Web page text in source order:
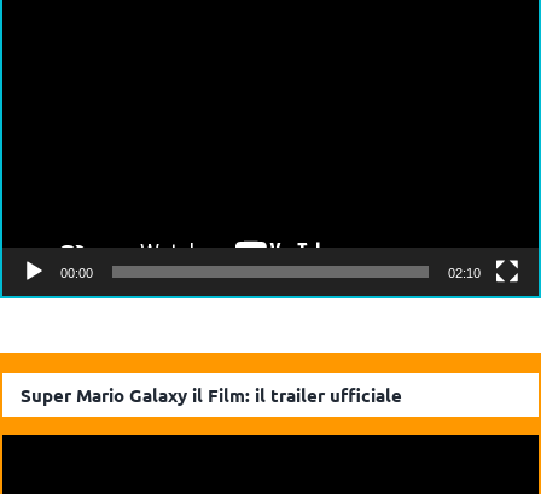
00:00 02:10
Super Mario Galaxy il Film: il trailer ufficiale